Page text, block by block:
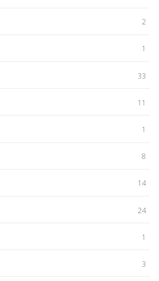
2
1
33
11
1
8
14
24
1
3